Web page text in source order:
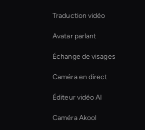
Traduction vidéo
Avatar parlant
Échange de visages
Caméra en direct
Éditeur vidéo AI
Caméra Akool